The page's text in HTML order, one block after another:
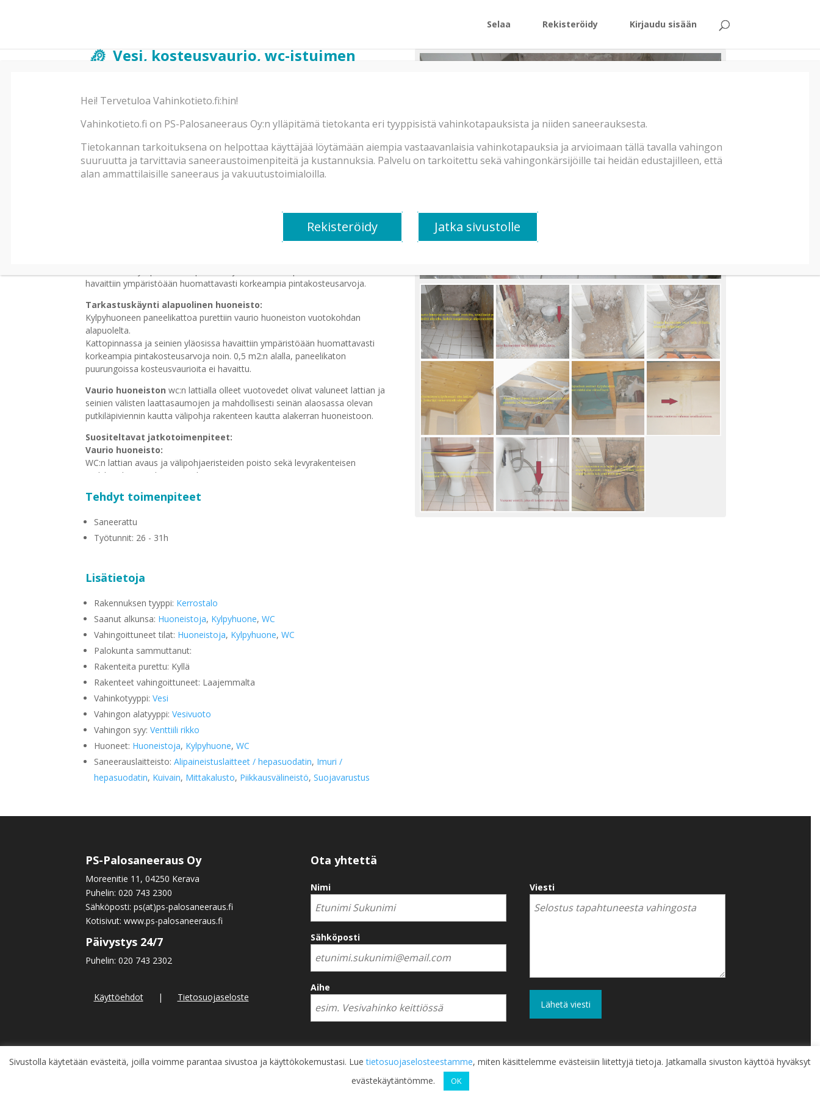
Selaa Rekisteröidy Kirjaudu sisään
Vesi, kosteusvaurio, wc-istuimen
Kuvaus
Vaurio huoneistonwc-istuimen sulkuventtiili oli vuotanut==> vuotovettä
kylpyhuoneen paneelikatosta.
Rakenteet vahinkoalueella pääpiirteittäin:
kylpyhuoneessa alas laskettu paneelikatto, seinät ja
havaittiin ympäristöään huomattavasti korkeampia pintakosteusarvoja.
Tarkastuskäynti alapuolinen huoneisto:
Kylpyhuoneen paneelikattoa purettiin vaurio huoneiston vuotokohdan
alapuolelta.
Kattopinnassa ja seinien yläosissa havaittiin ympäristöään huomattavasti
korkeampia pintakosteusarvoja noin. 0,5 m2:n alalla, paneelikaton
puurungoissa kosteusvaurioita ei havaittu.
Vaurio huoneiston wc:n lattialla olleet vuotovedet olivat valuneet lattian ja
seinien välisten laattasaumojen ja mahdollisesti seinän alaosassa olevan
putkiläpiviennin kautta välipohja rakenteen kautta alakerran huoneistoon.
Suositeltavat jatkotoimenpiteet:
Vaurio huoneisto:
WC:n lattian avaus ja välipohjaeristeiden poisto sekä levyrakenteisen
putkikoteloinnin alaosan purku.
Kastuneiden välipohjan betonirakenteiden ja seinien alaosien koneellinen
Alapuolinen huoneisto:
Maalipinnan poisto kastuneelta alueelta kylpyhuoneen katosta ja seinän
Tehdyt toimenpiteet
Saneerattu
Työtunnit: 26 - 31h
Lisätietoja
Rakennuksen tyyppi: Kerrostalo
Saanut alkunsa: Huoneistoja, Kylpyhuone, WC
Vahingoittuneet tilat: Huoneistoja, Kylpyhuone, WC
Palokunta sammuttanut:
Rakenteita purettu: Kyllä
Rakenteet vahingoittuneet: Laajemmalta
Vahinkotyyppi: Vesi
Vahingon alatyyppi: Vesivuoto
Vahingon syy: Venttiili rikko
Huoneet: Huoneistoja, Kylpyhuone, WC
Saneerauslaitteisto: Alipaineistuslaitteet / hepasuodatin, Imuri /
hepasuodatin, Kuivain, Mittakalusto, Piikkausvälineistö, Suojavarustus
PS-Palosaneeraus Oy
Moreenitie 11, 04250 Kerava
Puhelin: 020 743 2300
Sähköposti: ps(at)ps-palosaneeraus.fi
Kotisivut: www.ps-palosaneeraus.fi
Päivystys 24/7
Puhelin: 020 743 2302
Käyttöehdot | Tietosuojaseloste
Ota yhtettä
Nimi
Sähköposti
Aihe
Viesti
Jokainen vahinko on yksittäistapaus.
Sivustolla käytetään evästeitä, joilla voimme parantaa sivustoa ja käyttökokemustasi. Luetietosuojaselosteestamme, miten käsittelemme evästeisiin liitettyjä tietoja. Jatkamalla sivuston käyttöä hyväksyt
evästekäytäntömme.
OK
Hei! Tervetuloa Vahinkotieto.fi:hin!
Vahinkotieto.fi on PS-Palosaneeraus Oy:n ylläpitämä tietokanta eri tyyppisistä vahinkotapauksista ja niiden saneerauksesta.
Tietokannan tarkoituksena on helpottaa käyttäjää löytämään aiempia vastaavanlaisia vahinkotapauksia ja arvioimaan tällä tavalla vahingon
suuruutta ja tarvittavia saneeraustoimenpiteitä ja kustannuksia. Palvelu on tarkoitettu sekä vahingonkärsijöille tai heidän edustajilleen, että
alan ammattilaisille saneeraus ja vakuutustoimialoilla.
Rekisteröidy Jatka sivustolle